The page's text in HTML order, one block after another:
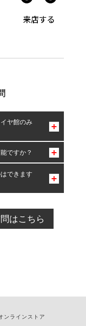
ヤ館のみ
す。
ですか？
り、同時にご予約が
できます
る場合のご予約
予約の店舗まで
はこちら
ンラインストア